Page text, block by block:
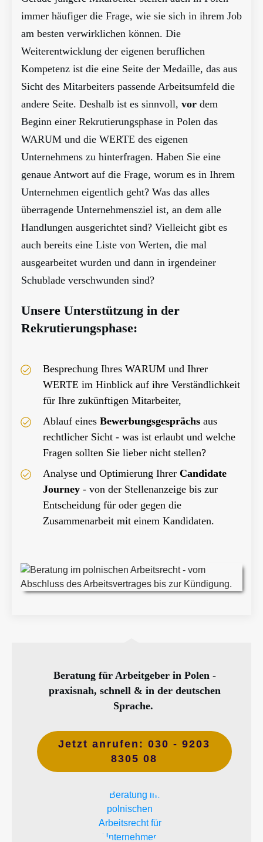
immer häufiger die Frage, wie sie sich in ihrem Job
am besten verwirklichen können. Die
Weiterentwicklung der eigenen beruflichen
Kompetenz ist die eine Seite der Medaille, das aus
Sicht des Mitarbeiters passende Arbeitsumfeld die
andere Seite. Deshalb ist es sinnvoll, vor dem
Beginn einer Rekrutierungsphase in Polen das
WARUM und die WERTE des eigenen
Unternehmens zu hinterfragen. Haben Sie eine
genaue Antwort auf die Frage, worum es in Ihrem
Unternehmen eigentlich geht? Was das alles
überragende Unternehmensziel ist, an dem alle
Handlungen ausgerichtet sind? Vielleicht gibt es
auch bereits eine Liste von Werten, die mal
ausgearbeitet wurden und dann in irgendeiner
Schublade verschwunden sind?
Unsere Unterstützung in der
Rekrutierungsphase:
Besprechung Ihres WARUM und Ihrer
WERTE im Hinblick auf ihre Verständlichkeit
für Ihre zukünftigen Mitarbeiter,
Ablauf eines Bewerbungsgesprächs aus
rechtlicher Sicht - was ist erlaubt und welche
Fragen sollten Sie lieber nicht stellen?
Analyse und Optimierung Ihrer Candidate
Journey - von der Stellenanzeige bis zur
Entscheidung für oder gegen die
Zusammenarbeit mit einem Kandidaten.
Beratung für Arbeitgeber in Polen -
praxisnah, schnell & in der deutschen
Sprache.
Jetzt anrufen: 030 - 9203
8305 08